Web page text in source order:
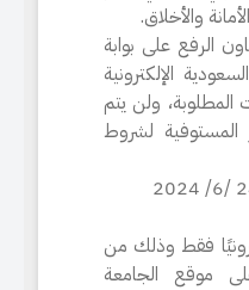
والأخلاق.
الرفع على بوابة
الإلكترونية
المطلوبة، ولن يتم
المستوفية لشروط
فقط وذلك من
موقع الجامعة